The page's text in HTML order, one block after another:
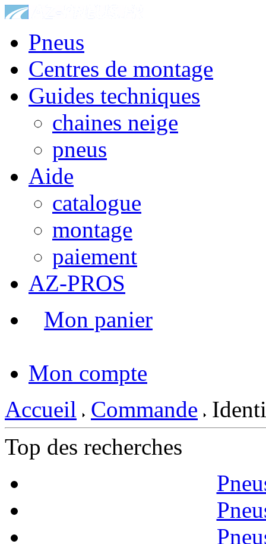
Pneus
Centres de montage
Guides techniques
chaines neige
pneus
Aide
catalogue
montage
paiement
AZ-PROS
Mon panier
Mon compte
Accueil
Commande
Top des recherches